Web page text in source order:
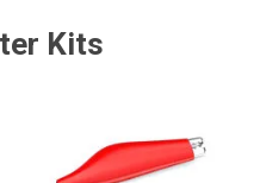
Kits